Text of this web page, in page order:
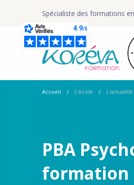
Spécialiste des formations
Accueil L'école L'actualité
PBA